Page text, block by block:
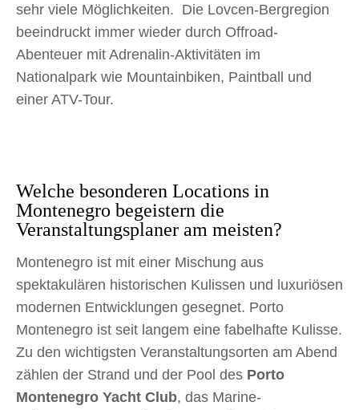
sehr viele Möglichkeiten. Die Lovcen-Bergregion
beeindruckt immer wieder durch Offroad-
Abenteuer mit Adrenalin-Aktivitäten im
Nationalpark wie Mountainbiken, Paintball und
einer ATV-Tour.
Welche besonderen Locations in
Montenegro begeistern die
Veranstaltungsplaner am meisten?
Montenegro ist mit einer Mischung aus
spektakulären historischen Kulissen und luxuriösen
modernen Entwicklungen gesegnet. Porto
Montenegro ist seit langem eine fabelhafte Kulisse.
Zu den wichtigsten Veranstaltungsorten am Abend
zählen der Strand und der Pool des Porto
Montenegro Yacht Club, das Marine-